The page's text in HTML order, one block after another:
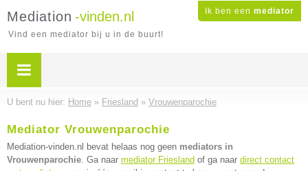
Ik ben een mediator
Mediation -vinden.nl
Vind een mediator bij u in de buurt!
U bent nu hier: Home » Friesland » Vrouwenparochie
Mediator Vrouwenparochie
Mediation-vinden.nl bevat helaas nog geen mediators in
Vrouwenparochie. Ga naar mediator Friesland of ga naar direct contact